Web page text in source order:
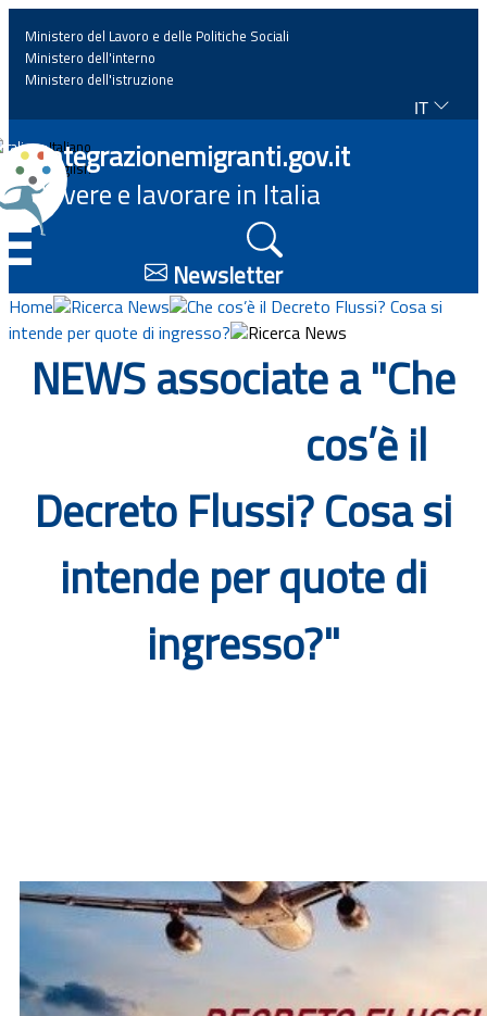
Home
News
Approfondimenti
Eventi
Normativa
Documenti
Bandi
Ministero del Lavoro e delle Politiche Sociali
Ministero dell'interno
Ministero dell'istruzione
IT
Italiano
English
Integrazionemigranti.gov.it
Vivere e lavorare in Italia
Newsletter
Home Ricerca News
Che cos’è il Decreto Flussi? Cosa si
intende per quote di ingresso?
Ricerca News
NEWS associate a "Che
cos’è il
Decreto Flussi? Cosa si
intende per quote di
ingresso?"